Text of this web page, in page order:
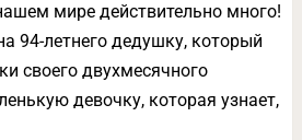
мире действительно много!
94-летнего дедушку, который
своего двухмесячного
девочку, которая узнает,